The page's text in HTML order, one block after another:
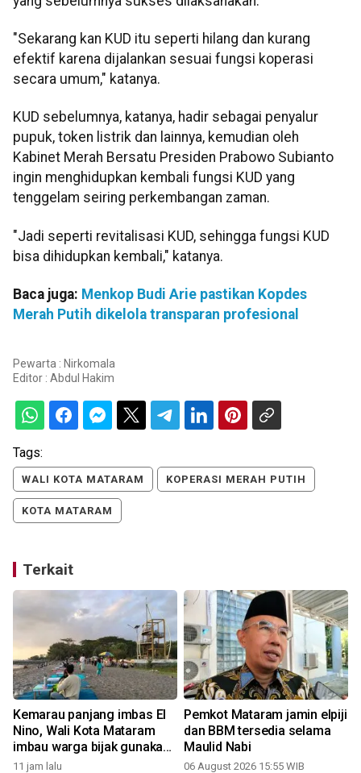
"Sekarang kan KUD itu seperti hilang dan kurang
efektif karena dijalankan sesuai fungsi koperasi
secara umum," katanya.
KUD sebelumnya, katanya, hadir sebagai penyalur
pupuk, token listrik dan lainnya, kemudian oleh
Kabinet Merah Bersatu Presiden Prabowo Subianto
ingin menghidupkan kembali fungsi KUD yang
tenggelam seiring perkembangan zaman.
"Jadi seperti revitalisasi KUD, sehingga fungsi KUD
bisa dihidupkan kembali," katanya.
Baca juga: Menkop Budi Arie pastikan Kopdes
Merah Putih dikelola transparan profesional
Pewarta : Nirkomala
Editor : Abdul Hakim
Tags:
WALI KOTA MATARAM KOPERASI MERAH PUTIH
KOTA MATARAM
Terkait
Kemarau panjang imbas El
Nino, Wali Kota Mataram
imbau warga bijak gunakan
air
11 jam lalu
Pemkot Mataram jamin elpiji
dan BBM tersedia selama
Maulid Nabi
06 August 2026 15:55 WIB